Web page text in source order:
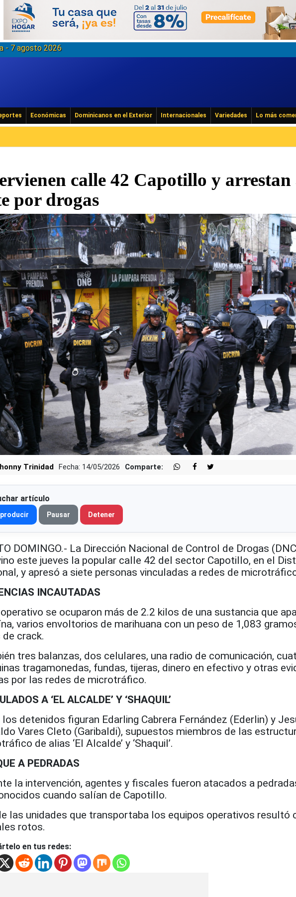
- 7 agosto 2026
Económicas Dominicanos en el Exterior Internacionales Variedades Lo más
calle 42 Capotillo y arrestan
por drogas
Trinidad Fecha: 14/05/2026 Comparte:
artículo
Pausar Detener
DOMINGO.- La Dirección Nacional de Control de Drogas
este jueves la popular calle 42 del sector Capotillo, en el
y apresó a siete personas vinculadas a redes de
INCAUTADAS
se ocuparon más de 2.2 kilos de una sustancia que
varios envoltorios de marihuana con un peso de 1,083
crack.
tres balanzas, dos celulares, una radio de comunicación,
tragamonedas, fundas, tijeras, dinero en efectivo y otras
por las redes de microtráfico.
A ‘EL ALCALDE’ Y ‘SHAQUIL’
los detenidos figuran Edarling Cabrera Fernández (Ederlin) y
Vares Cleto (Garibaldi), supuestos miembros de las
de alias ‘El Alcalde’ y ‘Shaquil’.
A PEDRADAS
la intervención, agentes y fiscales fueron atacados a
cuando salían de Capotillo.
las unidades que transportaba los equipos operativos resultó
rotos.
en tus redes: